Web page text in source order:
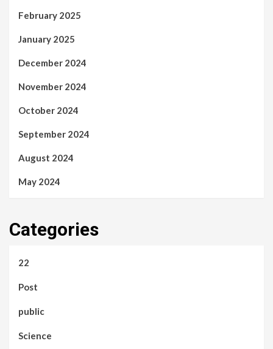
February 2025
January 2025
December 2024
November 2024
October 2024
September 2024
August 2024
May 2024
Categories
22
Post
public
Science